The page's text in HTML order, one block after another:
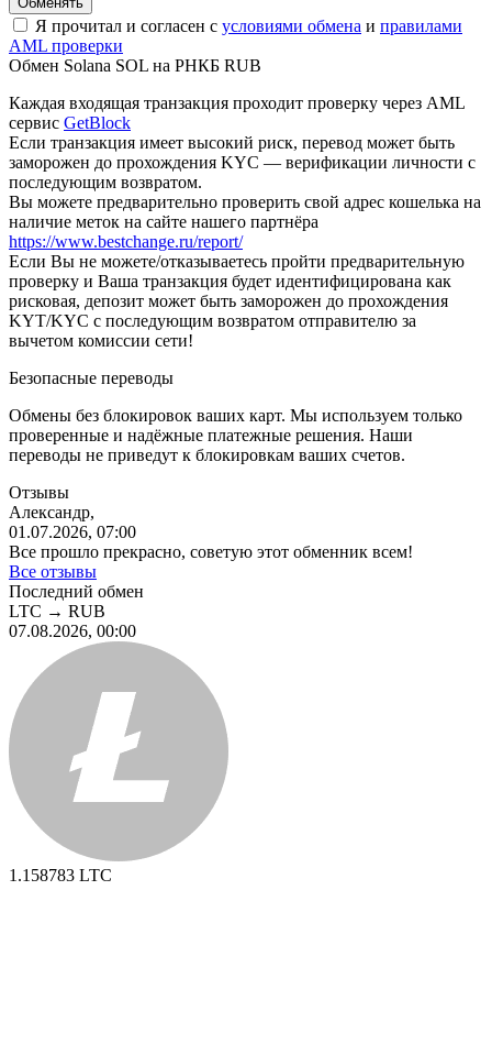
Я прочитал и согласен с условиями обмена и правилами
AML проверки
Обмен Solana SOL на РНКБ RUB
Каждая входящая транзакция проходит проверку через AML
сервис GetBlock
Если транзакция имеет высокий риск, перевод может быть
заморожен до прохождения KYC — верификации личности с
последующим возвратом.
Вы можете предварительно проверить свой адрес кошелька на
наличие меток на сайте нашего партнёра
https://www.bestchange.ru/report/
Eсли Вы не можете/отказываетесь пройти предварительную
проверку и Ваша транзакция будет идентифицирована как
рисковая, депозит может быть заморожен до прохождения
KYT/KYC с последующим возвратом отправителю за
вычетом комиссии сети!
Безопасные переводы
Обмены без блокировок ваших карт. Мы используем только
проверенные и надёжные платежные решения. Наши
переводы не приведут к блокировкам ваших счетов.
Отзывы
Александр,
01.07.2026, 07:00
Все прошло прекрасно, советую этот обменник всем!
Все отзывы
Последний обмен
LTC → RUB
07.08.2026, 00:00
1.158783 LTC